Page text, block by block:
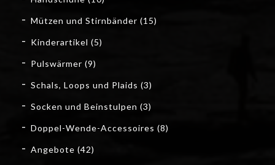
Mützen und Stirnbänder (15)
Kinderartikel (5)
Pulswärmer (9)
Schals, Loops und Plaids (3)
Socken und Beinstulpen (3)
Doppel-Wende-Accessoires (8)
Angebote (42)